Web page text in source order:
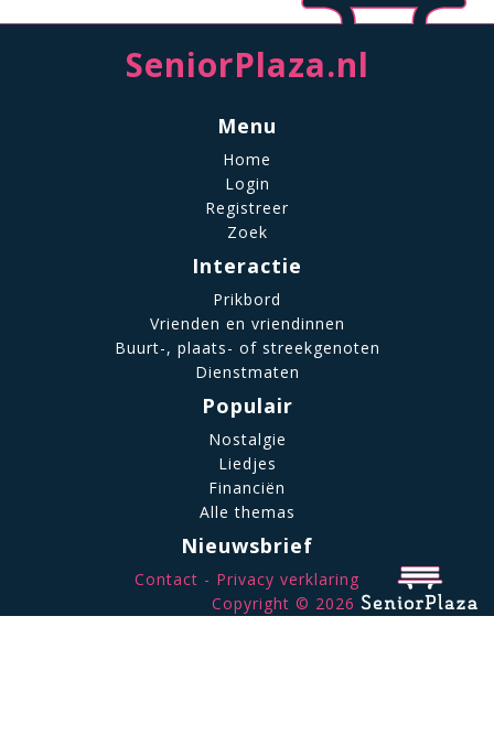
SeniorPlaza.nl
Menu
Home
Login
Registreer
Zoek
Interactie
Prikbord
Vrienden en vriendinnen
Buurt-, plaats- of streekgenoten
Dienstmaten
Populair
Nostalgie
Liedjes
Financiën
Alle themas
Nieuwsbrief
Contact
Privacy verklaring
Copyright © 2026